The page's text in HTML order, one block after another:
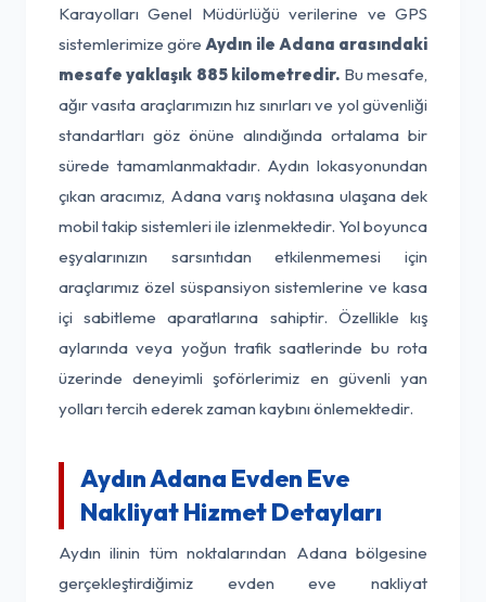
Karayolları Genel Müdürlüğü verilerine ve GPS
sistemlerimize göreAydın ile Adana arasındaki
mesafe yaklaşık 885 kilometredir. Bu mesafe,
ağır vasıta araçlarımızın hız sınırları ve yol güvenliği
standartları göz önüne alındığında ortalama bir
sürede tamamlanmaktadır. Aydın lokasyonundan
çıkan aracımız, Adana varış noktasına ulaşana dek
mobil takip sistemleri ile izlenmektedir. Yol boyunca
eşyalarınızın sarsıntıdan etkilenmemesi için
araçlarımız özel süspansiyon sistemlerine ve kasa
içi sabitleme aparatlarına sahiptir. Özellikle kış
aylarında veya yoğun trafik saatlerinde bu rota
üzerinde deneyimli şoförlerimiz en güvenli yan
yolları tercih ederek zaman kaybını önlemektedir.
Aydın Adana Evden Eve
Nakliyat Hizmet Detayları
Aydın ilinin tüm noktalarından Adana bölgesine
gerçekleştirdiğimiz evden eve nakliyat